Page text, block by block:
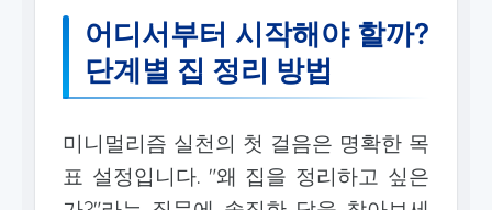
어디서부터 시작해야 할까?
단계별 집 정리 방법
미니멀리즘 실천의 첫 걸음은 명확한 목
표 설정입니다. "왜 집을 정리하고 싶은